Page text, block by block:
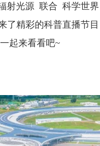
射光源 联合 科学世界
了精彩的科普直播节目
一起来看看吧~